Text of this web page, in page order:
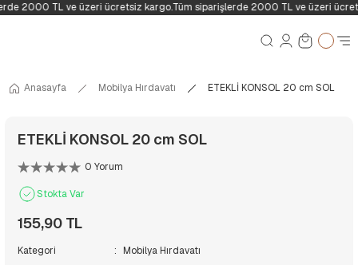
2000 TL ve üzeri ücretsiz kargo.Tüm siparişlerde 2000 TL ve üzeri
Anasayfa Mobilya Hırdavatı ETEKLİ KONSOL 20 cm SOL
ETEKLİ KONSOL 20 cm SOL
0 Yorum
Stokta Var
155,90 TL
Kategori
Mobilya Hırdavatı